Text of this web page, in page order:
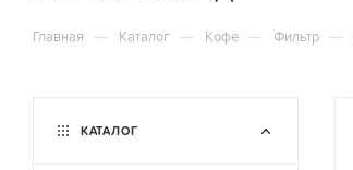
Главная — Каталог — Кофе — Фильтр —
КАТАЛОГ